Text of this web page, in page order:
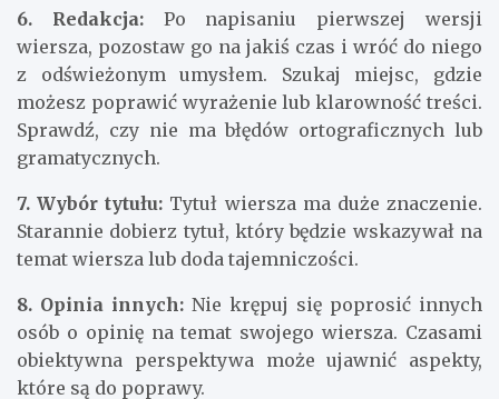
6. Redakcja:Po napisaniu pierwszej wersji
wiersza, pozostaw go na jakiś czas i wróć do niego
z odświeżonym umysłem. Szukaj miejsc, gdzie
możesz poprawić wyrażenie lub klarowność treści.
Sprawdź, czy nie ma błędów ortograficznych lub
gramatycznych.
7. Wybór tytułu: Tytuł wiersza ma duże znaczenie.
Starannie dobierz tytuł, który będzie wskazywał na
temat wiersza lub doda tajemniczości.
8. Opinia innych: Nie krępuj się poprosić innych
osób o opinię na temat swojego wiersza. Czasami
obiektywna perspektywa może ujawnić aspekty,
które są do poprawy.